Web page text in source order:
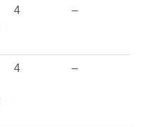
4 –
4 –